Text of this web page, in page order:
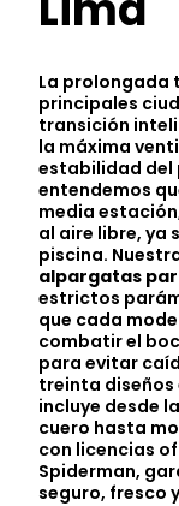
La prolongada
principales
transición
la máxima
estabilidad del
entendemos
media
al aire libre, ya
piscina.
alpargatas
estrictos
que cada
combatir el
para evitar
treinta
incluye desde
cuero hasta
con licencias
Spiderman,
seguro, fresco